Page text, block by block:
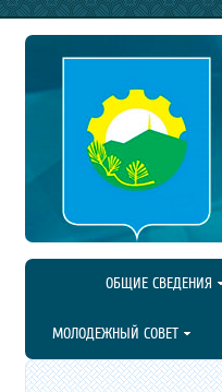
ОБЩИЕ СВЕДЕНИЯ
МОЛОДЕЖНЫЙ СОВЕТ